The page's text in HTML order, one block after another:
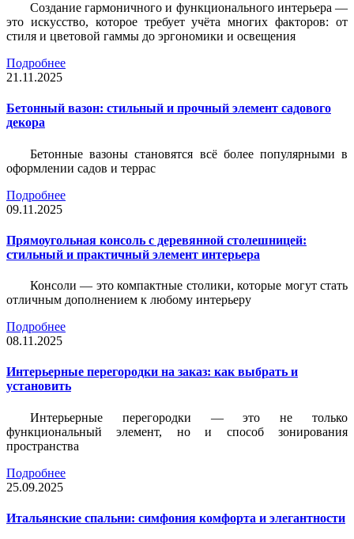
Создание гармоничного и функционального интерьера —
это искусство, которое требует учёта многих факторов: от
стиля и цветовой гаммы до эргономики и освещения
Подробнее
21.11.2025
Бетонный вазон: стильный и прочный элемент садового
декора
Бетонные вазоны становятся всё более популярными в
оформлении садов и террас
Подробнее
09.11.2025
Прямоугольная консоль с деревянной столешницей:
стильный и практичный элемент интерьера
Консоли — это компактные столики, которые могут стать
отличным дополнением к любому интерьеру
Подробнее
08.11.2025
Интерьерные перегородки на заказ: как выбрать и
установить
Интерьерные перегородки — это не только
функциональный элемент, но и способ зонирования
пространства
Подробнее
25.09.2025
Итальянские спальни: симфония комфорта и элегантности